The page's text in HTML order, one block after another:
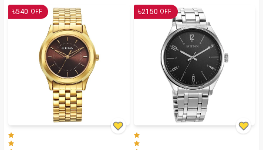
৳540 OFF ৳2150 OFF